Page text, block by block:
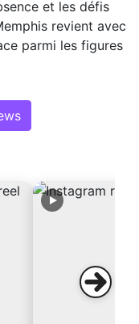
et les défis
revient avec
parmi les figures